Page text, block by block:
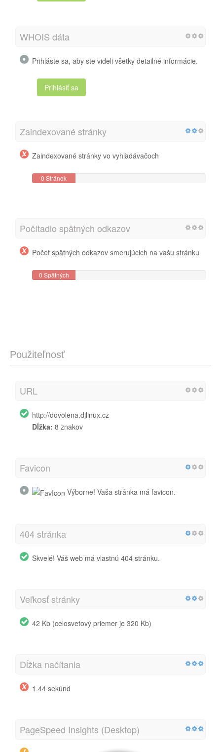
WHOIS dáta
Prihláste sa, aby ste videli všetky detailné informácie.
Prihlásiť sa
Zaindexované stránky
Zaindexované stránky vo vyhľadávačoch
0 Stránok
Počítadlo spätných odkazov
Počet spätných odkazov smerujúcich na vašu stránku
0 Spätných
Použiteľnosť
URL
http://dovolena.djlinux.cz
Dĺžka: 8 znakov
Favicon
Výborne! Vaša stránka má favicon.
404 stránka
Skvelé! Váš web má vlastnú 404 stránku.
Veľkosť stránky
42 Kb (celosvetový priemer je 320 Kb)
Dĺžka načítania
1.44 sekúnd
PageSpeed Insights (Desktop)